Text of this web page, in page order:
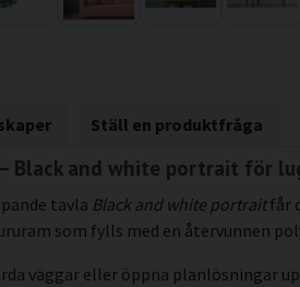
Ställ en produktfråga
Black and white portrait för
tavla Black and white portraitfår
som fylls med en återvunnen
väggar eller öppna planlösningar